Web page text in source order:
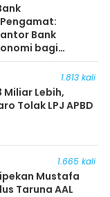
Bank
bagi
1.813 kali
Miliar Lebih,
Tolak LPJ APBD
1.665 kali
Mustafa
Taruna AAL